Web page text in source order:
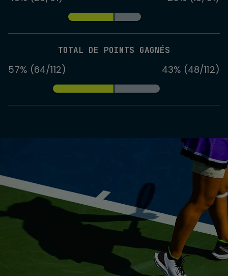
TOTAL DE POINTS GAGNÉS
57% (64/112) 43% (48/112)